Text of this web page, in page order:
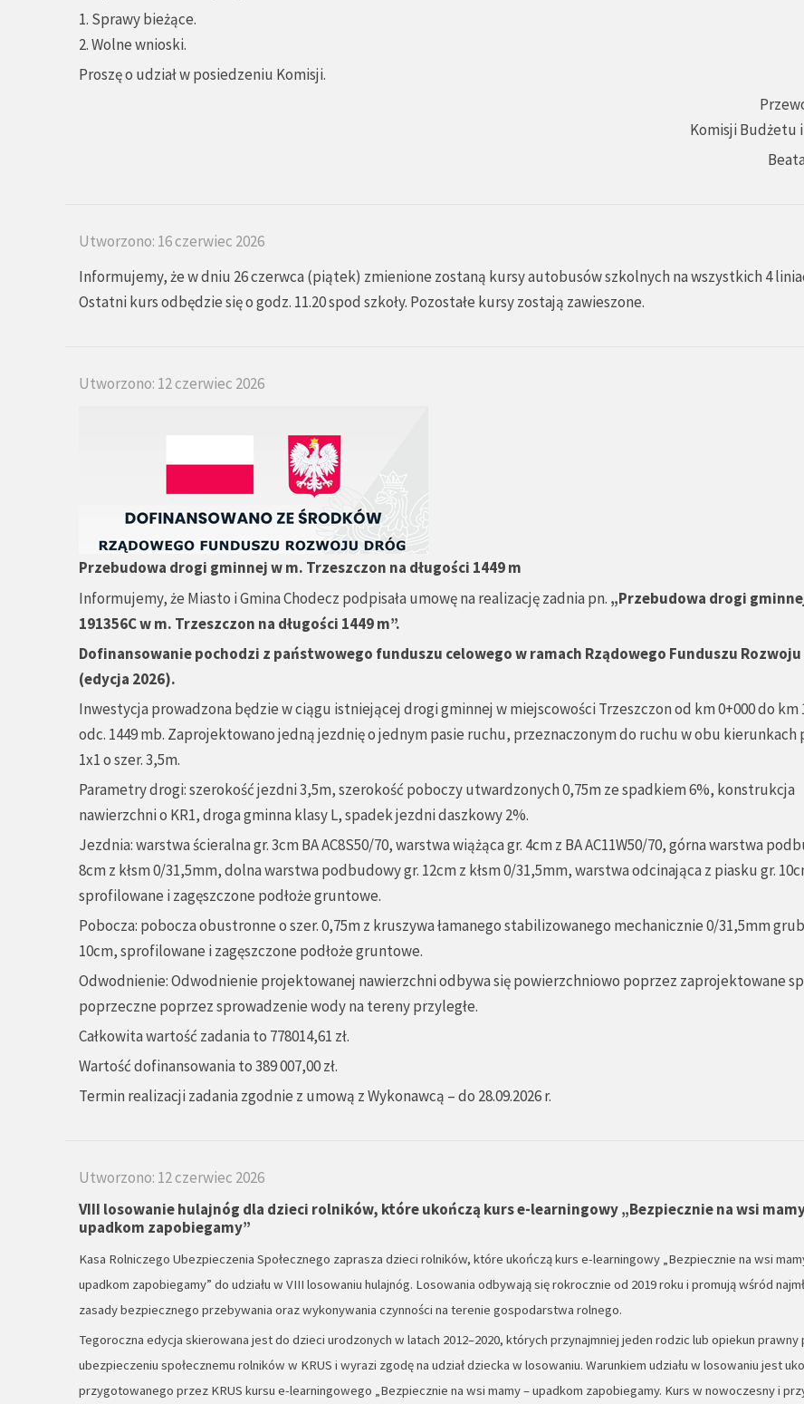
1. Sprawy bieżące.
2. Wolne wnioski.
Proszę o udział w posiedzeniu Komisji.
Komisji Budżetu
Utworzono: 16 czerwiec 2026
Informujemy, że w dniu 26 czerwca (piątek) zmienione zostaną kursy autobusów szkolnych na wszystkich 4
Ostatni kurs odbędzie się o godz. 11.20 spod szkoły. Pozostałe kursy zostają zawieszone.
Utworzono: 12 czerwiec 2026
Przebudowa drogi gminnej w m. Trzeszczon na długości 1449 m
Informujemy, że Miasto i Gmina Chodecz podpisała umowę na realizację zadnia pn. „Przebudowa drogi
191356C w m. Trzeszczon na długości 1449 m”.
Dofinansowanie pochodzi z państwowego funduszu celowego w ramach Rządowego Funduszu Rozwoju
(edycja 2026).
Inwestycja prowadzona będzie w ciągu istniejącej drogi gminnej w miejscowości Trzeszczon od km 0+000 do km
odc. 1449 mb. Zaprojektowano jedną jezdnię o jednym pasie ruchu, przeznaczonym do ruchu w obu kierunkach
1x1 o szer. 3,5m.
Parametry drogi: szerokość jezdni 3,5m, szerokość poboczy utwardzonych 0,75m ze spadkiem 6%, konstrukcja
nawierzchni o KR1, droga gminna klasy L, spadek jezdni daszkowy 2%.
Jezdnia: warstwa ścieralna gr. 3cm BA AC8S50/70, warstwa wiążąca gr. 4cm z BA AC11W50/70, górna warstwa
8cm z kłsm 0/31,5mm, dolna warstwa podbudowy gr. 12cm z kłsm 0/31,5mm, warstwa odcinająca z piasku gr.
sprofilowane i zagęszczone podłoże gruntowe.
Pobocza: pobocza obustronne o szer. 0,75m z kruszywa łamanego stabilizowanego mechanicznie 0/31,5mm
10cm, sprofilowane i zagęszczone podłoże gruntowe.
Odwodnienie: Odwodnienie projektowanej nawierzchni odbywa się powierzchniowo poprzez zaprojektowane
poprzeczne poprzez sprowadzenie wody na tereny przyległe.
Całkowita wartość zadania to 778014,61 zł.
Wartość dofinansowania to 389 007,00 zł.
Termin realizacji zadania zgodnie z umową z Wykonawcą – do 28.09.2026 r.
Utworzono: 12 czerwiec 2026
VIII losowanie hulajnóg dla dzieci rolników, które ukończą kurs e-learningowy „Bezpiecznie na wsi
upadkom zapobiegamy”
Kasa Rolniczego Ubezpieczenia Społecznego zaprasza dzieci rolników, które ukończą kurs e-learningowy „Bezpiecznie na wsi
upadkom zapobiegamy” do udziału w VIII losowaniu hulajnóg. Losowania odbywają się rokrocznie od 2019 roku i promują wśród
zasady bezpiecznego przebywania oraz wykonywania czynności na terenie gospodarstwa rolnego.
Tegoroczna edycja skierowana jest do dzieci urodzonych w latach 2012–2020, których przynajmniej jeden rodzic lub opiekun prawny
ubezpieczeniu społecznemu rolników w KRUS i wyrazi zgodę na udział dziecka w losowaniu. Warunkiem udziału w losowaniu jest
przygotowanego przez KRUS kursu e-learningowego „Bezpiecznie na wsi mamy – upadkom zapobiegamy. Kurs w nowoczesny i